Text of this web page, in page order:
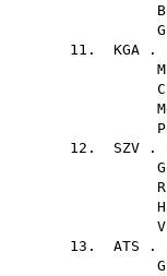
11. KGA .
12. SZV .
13. ATS .